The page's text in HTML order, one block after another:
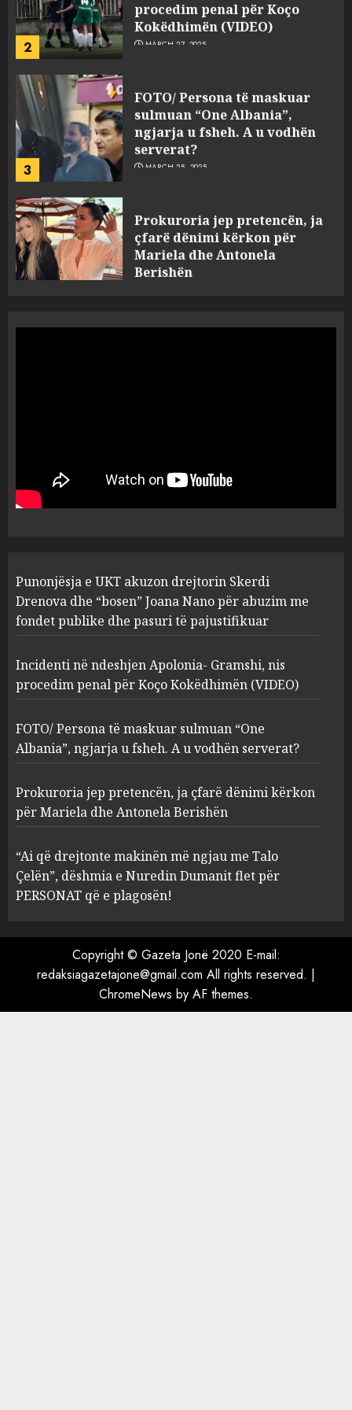
2 MARCH 27, 2025
sulmuan “One Albania”,
ngjarja u fsheh. A u vodhën
serverat?
MARCH 25, 2025
4
çfarë dënimi kërkon për
Mariela dhe Antonela
Berishën
MARCH 25, 2025
1
“bosen” Joana Nano për
abuzim me fondet publike dhe
pasuri të pajustifikuar
2
Apolonia- Gramshi, nis
procedim penal për Koço
Kokëdhimën (VIDEO)
MARCH 27, 2025
3
FOTO/ Persona të maskuar
sulmuan “One Albania”,
ngjarja u fsheh. A u vodhën
serverat?
MARCH 25, 2025
4
Prokuroria jep pretencën, ja
çfarë dënimi kërkon për
Berishën
MARCH 25, 2025
ngjau me Talo Çelën”,
dëshmia e Nuredin Dumanit
flet për PERSONAT që e
plagosën!
Punonjësja e UKT akuzon drejtorin Skerdi
Drenova dhe “bosen” Joana Nano për abuzim me
fondet publike dhe pasuri të pajustifikuar
Incidenti në ndeshjen Apolonia- Gramshi, nis
procedim penal për Koço Kokëdhimën (VIDEO)
FOTO/ Persona të maskuar sulmuan “One
Albania”, ngjarja u fsheh. A u vodhën serverat?
Prokuroria jep pretencën, ja çfarë dënimi kërkon
për Mariela dhe Antonela Berishën
“Ai që drejtonte makinën më ngjau me Talo
Çelën”, dëshmia e Nuredin Dumanit flet për
PERSONAT që e plagosën!
Copyright © Gazeta Jonë 2020 E-mail:
redaksiagazetajone@gmail.com All rights reserved. |
ChromeNews by AF themes.